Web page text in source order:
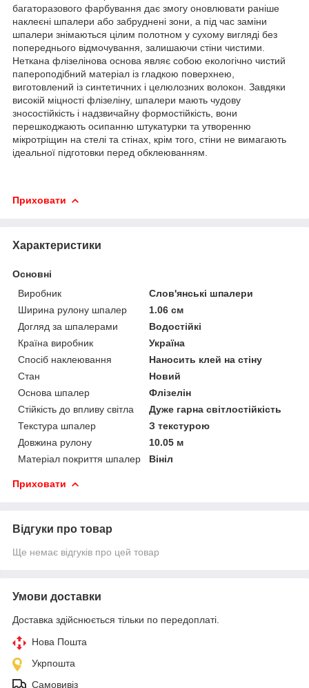
багаторазового фарбування дає змогу оновлювати раніше
наклеєні шпалери або забруднені зони, а під час заміни
шпалери знімаються цілим полотном у сухому вигляді без
попереднього відмочування, залишаючи стіни чистими.
Неткана флізелінова основа являє собою екологічно чистий
папероподібний матеріал із гладкою поверхнею,
виготовлений із синтетичних і целюлозних волокон. Завдяки
високій міцності флізеліну, шпалери мають чудову
зносостійкість і надзвичайну формостійкість, вони
перешкоджають осипанню штукатурки та утворенню
мікротріщин на стелі та стінах, крім того, стіни не вимагають
ідеальної підготовки перед обклеюванням.
Приховати
Характеристики
Основні
Виробник
Слов'янські шпалери
Ширина рулону шпалер
1.06 см
Догляд за шпалерами
Водостійкі
Країна виробник
Україна
Спосіб наклеювання
Наносить клей на стіну
Стан
Новий
Основа шпалер
Флізелін
Стійкість до впливу світла
Дуже гарна світлостійкість
Текстура шпалер
З текстурою
Довжина рулону
10.05 м
Матеріал покриття шпалер
Вініл
Приховати
Відгуки про товар
Ще немає відгуків про цей товар
Умови доставки
Доставка здійснюється тільки по передоплаті.
Нова Пошта
Укрпошта
Самовивіз